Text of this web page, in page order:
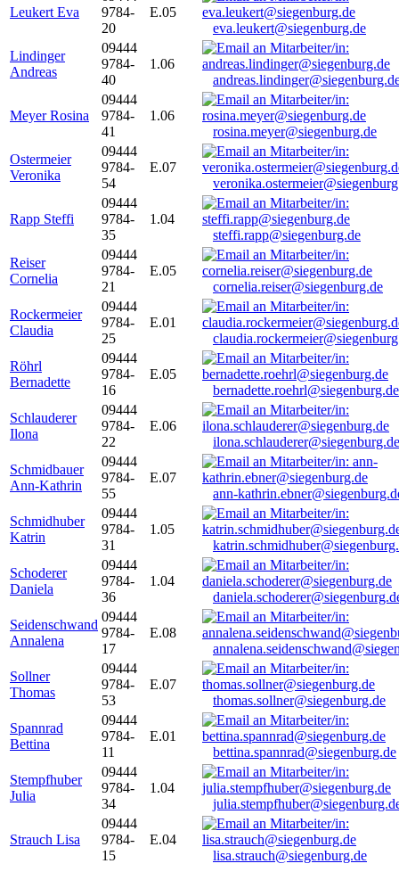
Leukert Eva
9784-
20
E.05
eva.leukert@siegenburg.de
Lindinger
Andreas
09444
9784-
40
1.06
Meyer Rosina
09444
9784-
41
1.06
rosina.meyer@siegenburg.de
Ostermeier
Veronika
09444
9784-
54
E.07
Rapp Steffi
09444
9784-
35
1.04
steffi.rapp@siegenburg.de
Reiser
Cornelia
09444
9784-
21
E.05
cornelia.reiser@siegenburg.de
Rockermeier
Claudia
09444
9784-
25
E.01
Röhrl
Bernadette
09444
9784-
16
E.05
bernadette.roehrl@siegenburg.de
Schlauderer
Ilona
09444
9784-
22
E.06
ilona.schlauderer@siegenburg.de
Schmidbauer
Ann-Kathrin
09444
9784-
55
E.07
ann-
Schmidhuber
Katrin
09444
9784-
31
1.05
Schoderer
Daniela
09444
9784-
36
1.04
Seidenschwand
Annalena
09444
9784-
17
E.08
Sollner
Thomas
09444
9784-
53
E.07
thomas.sollner@siegenburg.de
Spannrad
Bettina
09444
9784-
11
E.01
bettina.spannrad@siegenburg.de
Stempfhuber
Julia
09444
9784-
34
1.04
Strauch Lisa
09444
9784-
15
E.04
lisa.strauch@siegenburg.de